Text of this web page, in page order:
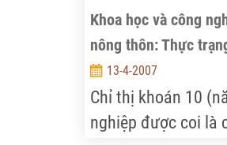
Khoa học và công
nông thôn: Thực
13-4-2007
Chỉ thị khoán 10
nghiệp được coi là